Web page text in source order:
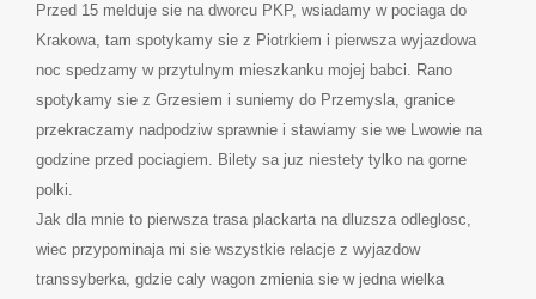
Przed 15 melduje sie na dworcu PKP, wsiadamy w pociaga do
Krakowa, tam spotykamy sie z Piotrkiem i pierwsza wyjazdowa
noc spedzamy w przytulnym mieszkanku mojej babci. Rano
spotykamy sie z Grzesiem i suniemy do Przemysla, granice
przekraczamy nadpodziw sprawnie i stawiamy sie we Lwowie na
godzine przed pociagiem. Bilety sa juz niestety tylko na gorne
polki.
Jak dla mnie to pierwsza trasa plackarta na dluzsza odleglosc,
wiec przypominaja mi sie wszystkie relacje z wyjazdow
transsyberka, gdzie caly wagon zmienia sie w jedna wielka